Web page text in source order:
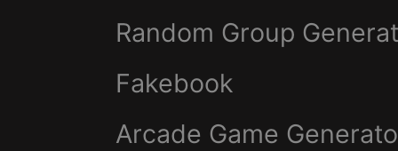
Random Group
Fakebook
Arcade Game